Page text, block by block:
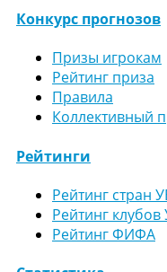
Конкурс прогнозов
Призы игрокам
Рейтинг приза
Правила
Коллективный
Рейтинги
Рейтинг стран
Рейтинг
Рейтинг ФИФА